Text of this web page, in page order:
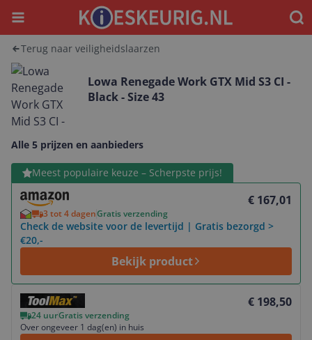
Menu
Terug naar veiligheidslaarzen
Lowa Renegade Work GTX Mid S3 CI -
Black - Size 43
Alle 5 prijzen en aanbieders
Meest populaire keuze – Scherpste prijs!
€ 167,01
3 tot 4 dagenGratis verzending
Check de website voor de levertijd | Gratis bezorgd >
€20,-
Bekijk product
Bekijk product
€ 198,50
24 uurGratis verzending
Over ongeveer 1 dag(en) in huis
Bekijk product